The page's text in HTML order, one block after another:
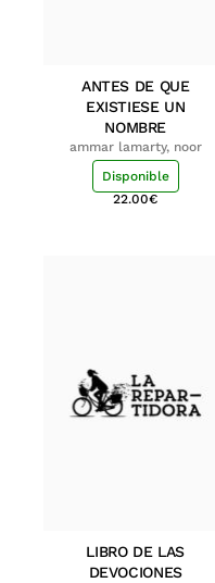
ANTES DE QUE
EXISTIESE UN
NOMBRE
ammar lamarty, noor
Disponible
22.00€
LIBRO DE LAS
DEVOCIONES